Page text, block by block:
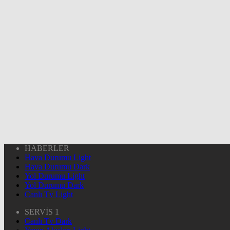
HABERLER
Hava Durumu Light
Hava Durumu Dark
Yol Durumu Light
Yol Durumu Dark
Canlı Tv Light
SERVİS 1
Canlı Tv Dark